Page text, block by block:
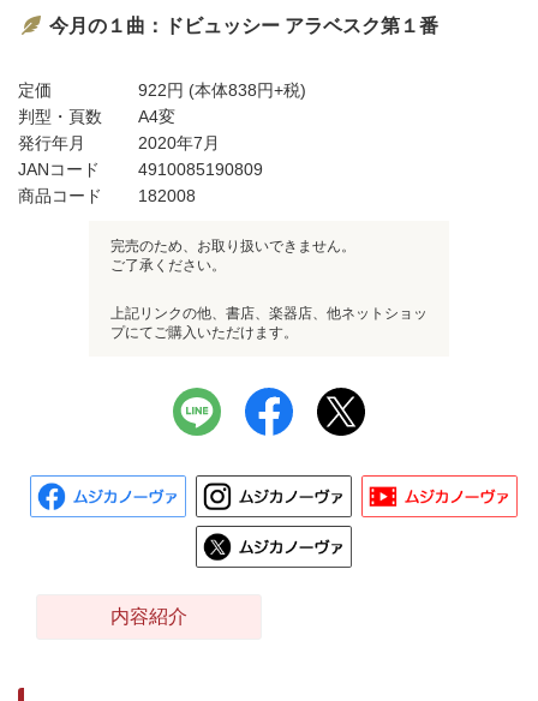
今月の１曲：ドビュッシー アラベスク第１番
定価 922円 (本体838円+税)
判型・頁数
A4変
発行年月
2020年7月
JANコード
4910085190809
商品コード
182008
完売のため、お取り扱いできません。
ご了承ください。
上記リンクの他、書店、楽器店、他ネットショッ
プにてご購入いただけます。
内容紹介